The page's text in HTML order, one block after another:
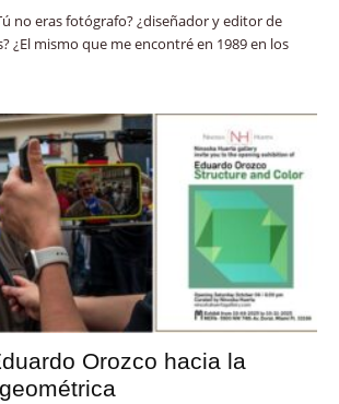
no eras fotógrafo? ¿diseñador y editor de
¿El mismo que me encontré en 1989 en los
Orozco hacia la